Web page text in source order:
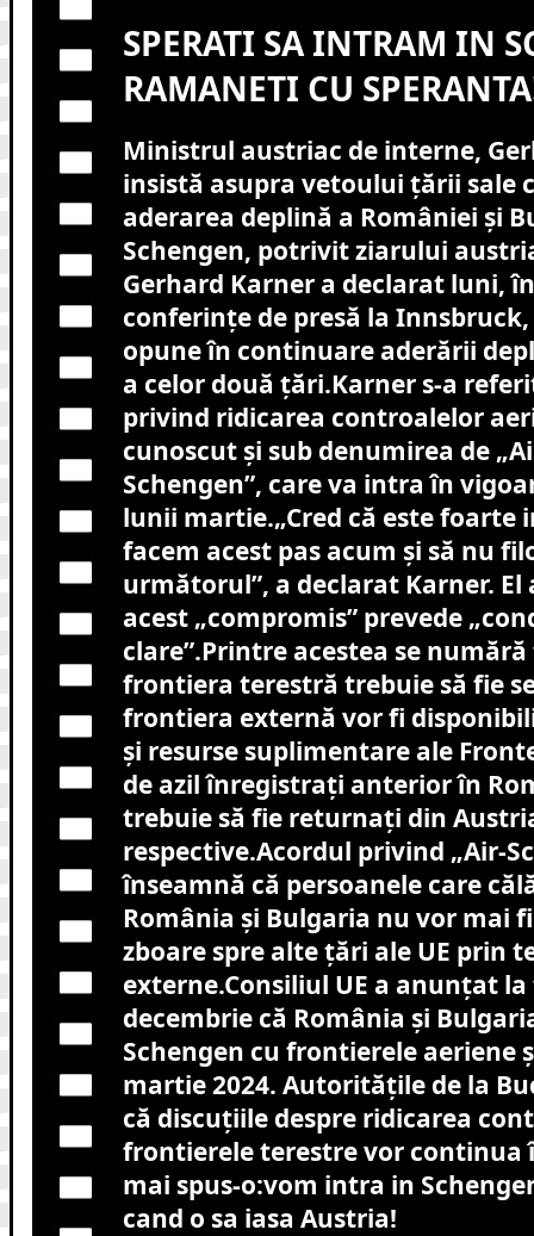
SPERATI SA INTRAM IN
RAMANETI CU
Ministrul austriac de interne,
insistă asupra vetoului țării sale
aderarea deplină a României și
Schengen, potrivit ziarului
Gerhard Karner a declarat luni,
conferințe de presă la Innsbruck,
opune în continuare aderării
a celor două țări.Karner s-a
privind ridicarea controalelor
cunoscut și sub denumirea de
Schengen”, care va intra în
lunii martie.„Cred că este foarte
facem acest pas acum și să nu
următorul”, a declarat Karner. El
acest „compromis” prevede
clare”.Printre acestea se
frontiera terestră trebuie să fie
frontiera externă vor fi
și resurse suplimentare ale
de azil înregistrați anterior în
trebuie să fie returnați din
respective.Acordul privind „Air-
înseamnă că persoanele care
România și Bulgaria nu vor mai
zboare spre alte țări ale UE prin
externe.Consiliul UE a anunțat
decembrie că România și
Schengen cu frontierele aeriene
martie 2024. Autoritățile de la
că discuțiile despre ridicarea
frontierele terestre vor continua
mai spus-o:vom intra in
cand o sa iasa Austria!